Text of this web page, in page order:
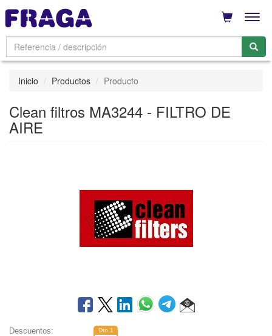
Inicio Productos Producto
Clean filtros MA3244 - FILTRO DE
AIRE
Descuentos: Dto.1